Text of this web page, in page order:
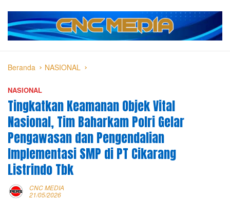
Beranda NASIONAL
NASIONAL
Tingkatkan Keamanan Objek Vital
Nasional, Tim Baharkam Polri Gelar
Pengawasan dan Pengendalian
Implementasi SMP di PT Cikarang
Listrindo Tbk
CNC MEDIA
21/05/2026